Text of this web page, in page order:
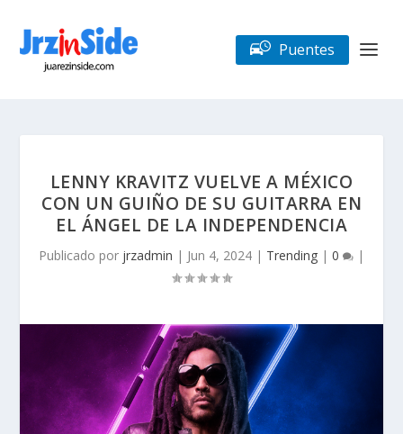
Puentes
LENNY KRAVITZ VUELVE A MÉXICO
CON UN GUIÑO DE SU GUITARRA EN
EL ÁNGEL DE LA INDEPENDENCIA
Publicado por jrzadmin | Jun 4, 2024 | Trending | 0 |